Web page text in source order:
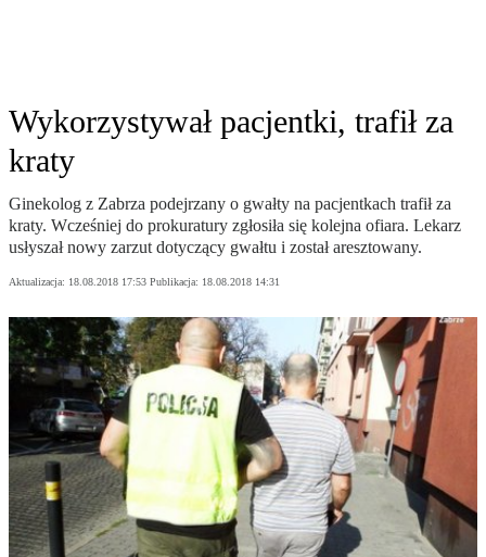
Wykorzystywał pacjentki, trafił za
kraty
Ginekolog z Zabrza podejrzany o gwałty na pacjentkach trafił za
kraty. Wcześniej do prokuratury zgłosiła się kolejna ofiara. Lekarz
usłyszał nowy zarzut dotyczący gwałtu i został aresztowany.
Aktualizacja: 18.08.2018 17:53 Publikacja: 18.08.2018 14:31